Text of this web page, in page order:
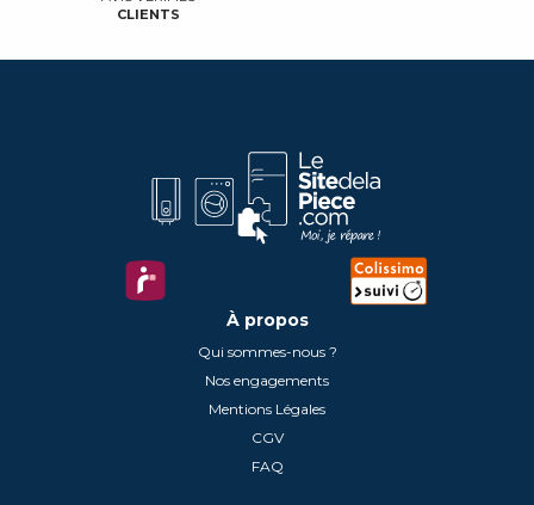
CLIENTS
À propos
Qui sommes-nous ?
Nos engagements
Mentions Légales
CGV
FAQ